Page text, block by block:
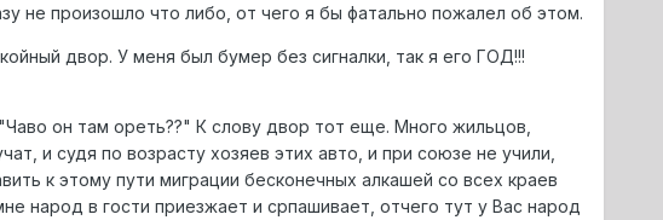
не произошло что либо, от чего я бы фатально пожалел об этом.
двор. У меня был бумер без сигналки, так я его ГОД!!!
он там ореть??" К слову двор тот еще. Много жильцов,
и судя по возрасту хозяев этих авто, и при союзе не учили,
к этому пути миграции бесконечных алкашей со всех краев
народ в гости приезжает и српашивает, отчего тут у Вас народ